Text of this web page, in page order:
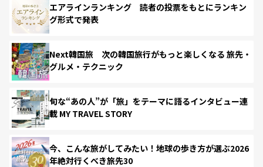
エアラインランキング 読者の投票をもとにランキン
グ形式で発表
Next韓国旅 次の韓国旅行がもっと楽しくなる 旅先・
グルメ・テクニック
旬な“あの人”が「旅」をテーマに語るインタビュー連
載 MY TRAVEL STORY
今、こんな旅がしてみたい！地球の歩き方が選ぶ2026
年絶対行くべき旅先30